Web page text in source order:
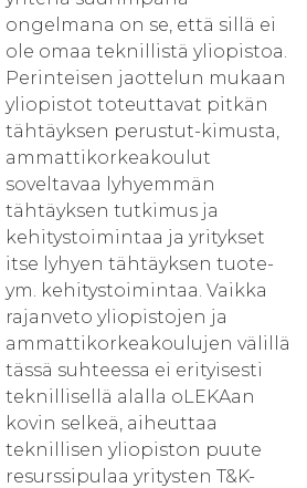
ongelmana on se, että sillä ei
ole omaa teknillistä yliopistoa.
Perinteisen jaottelun mukaan
yliopistot toteuttavat pitkän
tähtäyksen perustut-kimusta,
ammattikorkeakoulut
soveltavaa lyhyemmän
tähtäyksen tutkimus ja
kehitystoimintaa ja yritykset
itse lyhyen tähtäyksen tuote-
ym. kehitystoimintaa. Vaikka
rajanveto yliopistojen ja
ammattikorkeakoulujen välillä
tässä suhteessa ei erityisesti
teknillisellä alalla oLEKAan
kovin selkeä, aiheuttaa
teknillisen yliopiston puute
resurssipulaa yritysten T&K-